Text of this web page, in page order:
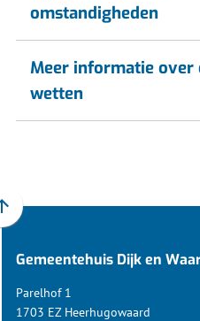
omstandigheden
Meer informatie over
wetten
Scroll
boven
het
Gemeentehuis Dijk en
Parelhof 1
1703 EZ Heerhugowaard